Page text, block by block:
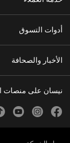
G
E
ع
G
E
أدوات التسوق
G
ل
الأخبار والصحافة
نيسان على منصات
facebook
instagram